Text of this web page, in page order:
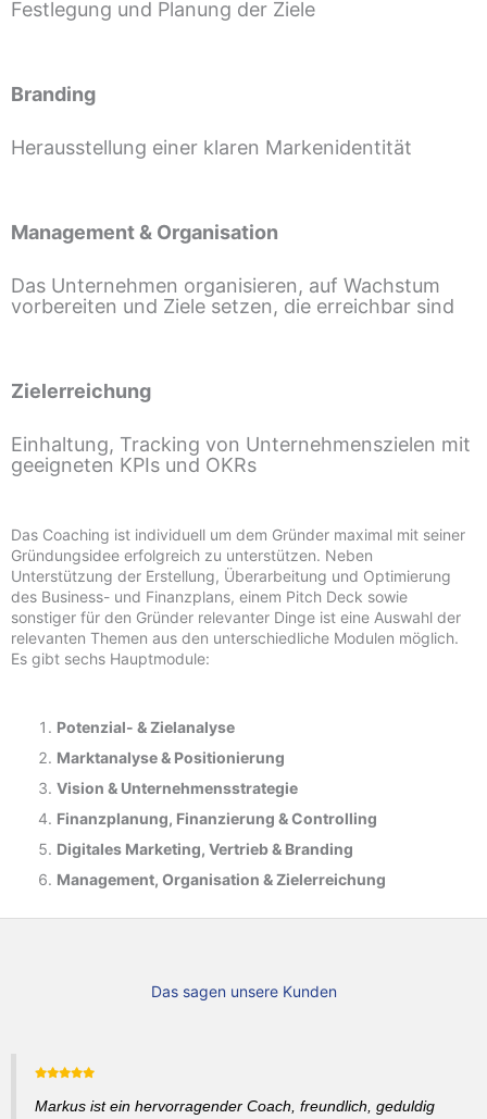
Festlegung und Planung der Ziele
Branding
Herausstellung einer klaren Markenidentität
Management & Organisation
Das Unternehmen organisieren, auf Wachstum
vorbereiten und Ziele setzen, die erreichbar sind
Zielerreichung
Einhaltung, Tracking von Unternehmenszielen mit
geeigneten KPIs und OKRs
Das Coaching ist individuell um dem Gründer maximal mit seiner
Gründungsidee erfolgreich zu unterstützen. Neben
Unterstützung der Erstellung, Überarbeitung und Optimierung
des Business- und Finanzplans, einem Pitch Deck sowie
sonstiger für den Gründer relevanter Dinge ist eine Auswahl der
relevanten Themen aus den unterschiedliche Modulen möglich.
Es gibt sechs Hauptmodule:
Potenzial- &Zielanalyse
Marktanalyse & Positionierung
Vision & Unternehmensstrategie
Finanzplanung, Finanzierung & Controlling
Digitales Marketing, Vertrieb & Branding
Management, Organisation & Zielerreichung
Das sagen unsere Kunden
Markus ist ein hervorragender Coach, freundlich, geduldig